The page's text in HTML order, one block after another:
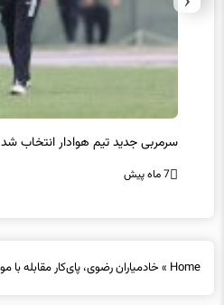
سرمربی جدید تیم هوادار انتخاب شد
7 ماه پیش